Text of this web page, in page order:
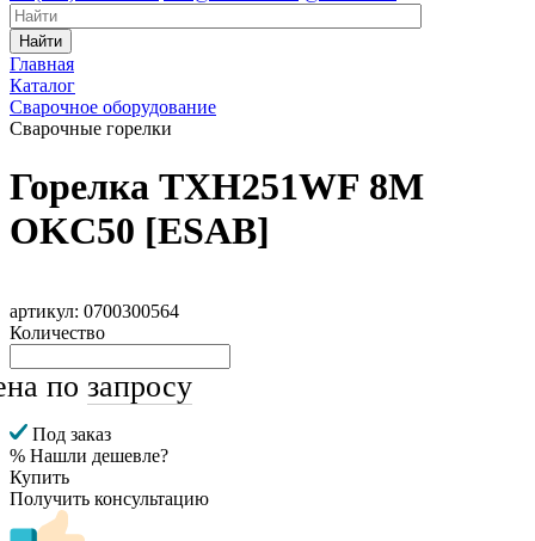
Найти
Главная
Каталог
Сварочное оборудование
Сварочные горелки
Горелка TXH251WF 8M
OKC50 [ESAB]
артикул: 0700300564
Количество
по запросу
Под заказ
% Нашли дешевле?
Купить
Получить консультацию